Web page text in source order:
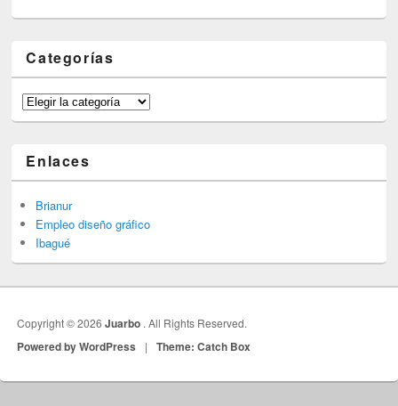
Categorías
Categorías
Enlaces
Brianur
Empleo diseño gráfico
Ibagué
Copyright © 2026Juarbo . All Rights Reserved.
Powered by WordPress | Theme: Catch Box